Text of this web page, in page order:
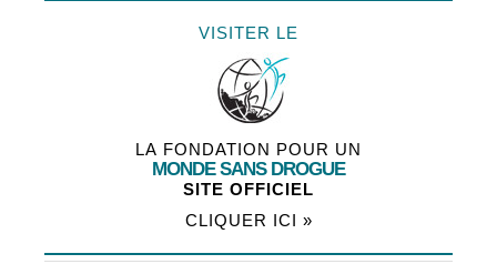
VISITER LE
LA FONDATION POUR UN
MONDE SANS DROGUE
SITE OFFICIEL
CLIQUER ICI »